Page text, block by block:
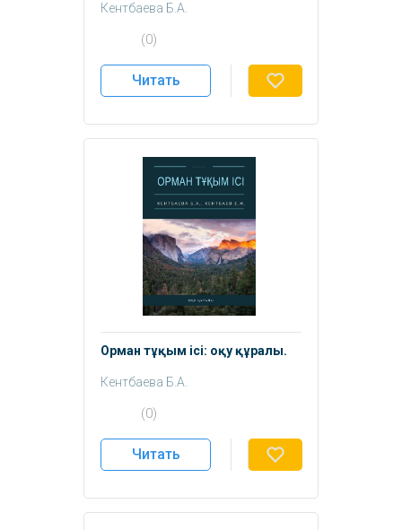
Кентбаева Б.А.
(0)
Читать
Орман тұқым ісі: оқу құралы.
Кентбаева Б.А.
Кентбаев Е.Ж.
(0)
Читать